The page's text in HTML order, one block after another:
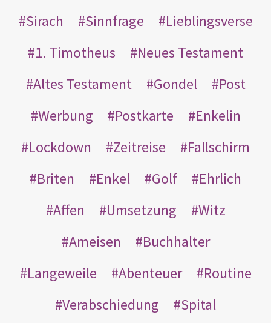
Sirach
Sinnfrage
Lieblingsverse
1. Timotheus
Neues Testament
Altes Testament
Gondel
Post
Werbung
Postkarte
Enkelin
Lockdown
Zeitreise
Fallschirm
Briten
Enkel Golf
Ehrlich
Affen
Umsetzung
Witz
Ameisen
Buchhalter
Langeweile
Abenteuer
Routine
Verabschiedung
Spital